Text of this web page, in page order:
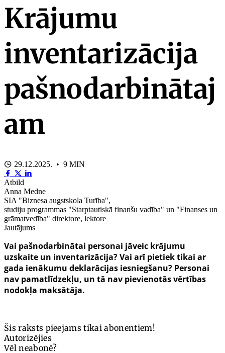
Krājumu
inventarizācija
pašnodarbinātaj
am
29.12.2025. • 9 MIN
Atbild
Anna Medne
SIA "Biznesa augstskola Turība",
studiju programmas "Starptautiskā finanšu vadība" un "Finanses un
grāmatvedība" direktore, lektore
Jautājums
Vai pašnodarbinātai personai jāveic krājumu
uzskaite un inventarizācija? Vai arī pietiek tikai ar
gada ienākumu deklarācijas iesniegšanu? Personai
nav pamatlīdzekļu, un tā nav pievienotās vērtības
nodokļa maksātāja.
Šis raksts pieejams tikai abonentiem!
Autorizējies
Vēl neabonē?